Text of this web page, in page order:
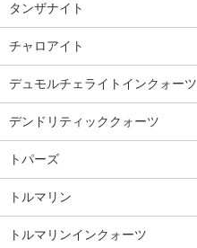
タンザナイト
チャロアイト
デュモルチェライトインクォーツ
デンドリティッククォーツ
トパーズ
トルマリン
トルマリンインクォーツ